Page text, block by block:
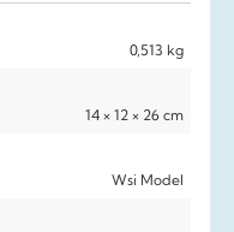
0,513 kg
14 × 12 × 26 cm
Wsi Model